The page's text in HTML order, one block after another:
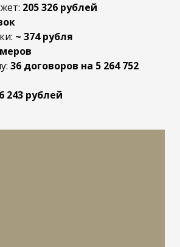
205 326 рублей
~ 374 рубля
36 договоров на 5 264 752
243 рублей